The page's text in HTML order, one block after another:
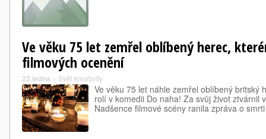
Ve věku 75 let zemřel oblíbený herec,
filmových ocenění
22.ledna » Svět kreativity
Ve věku 75 let náhle zemřel oblíbený britský
rolí v komedii Do naha! Za svůj život ztvárnil
Nadšence filmové scény ranila zpráva o